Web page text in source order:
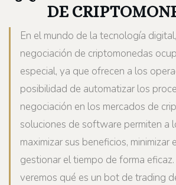
DE
En el mundo de la tecnología
negociación de criptomonedas
especial, ya que ofrecen a los
posibilidad de automatizar los
negociación en los mercados de
soluciones de software permiten a
maximizar sus beneficios, minimizar
gestionar el tiempo de forma
veremos qué es un bot de trading